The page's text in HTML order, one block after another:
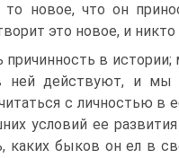
новое, что он
это новое, и никто
в
ней действуют, и мы
с личностью в
условий ее
каких быков он ел в